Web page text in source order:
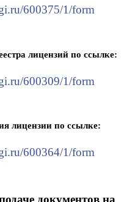
600375/1/form
лицензий по ссылке:
600309/1/form
лицензии по ссылке:
600364/1/form